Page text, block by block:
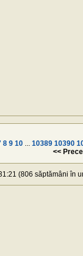
8 9 10 ... 10389 10390
<<
(806 săptămâni în